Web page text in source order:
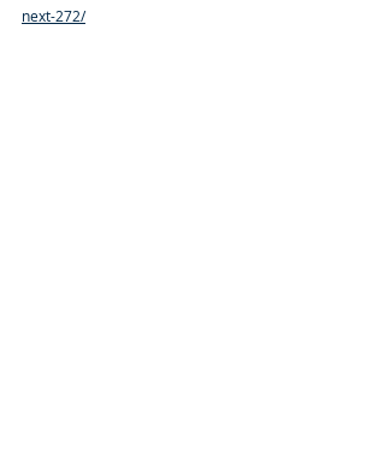
next-272/